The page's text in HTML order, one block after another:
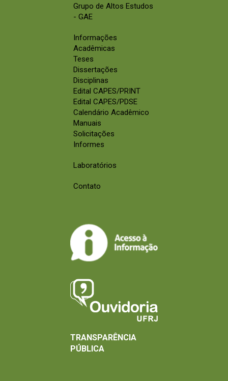
Grupo de Altos Estudos
- GAE
Informações
Acadêmicas
Teses
Dissertações
Disciplinas
Edital CAPES/PRINT
Edital CAPES/PDSE
Calendário Acadêmico
Manuais
Solicitações
Informes
Laboratórios
Contato
TRANSPARÊNCIA
PÚBLICA